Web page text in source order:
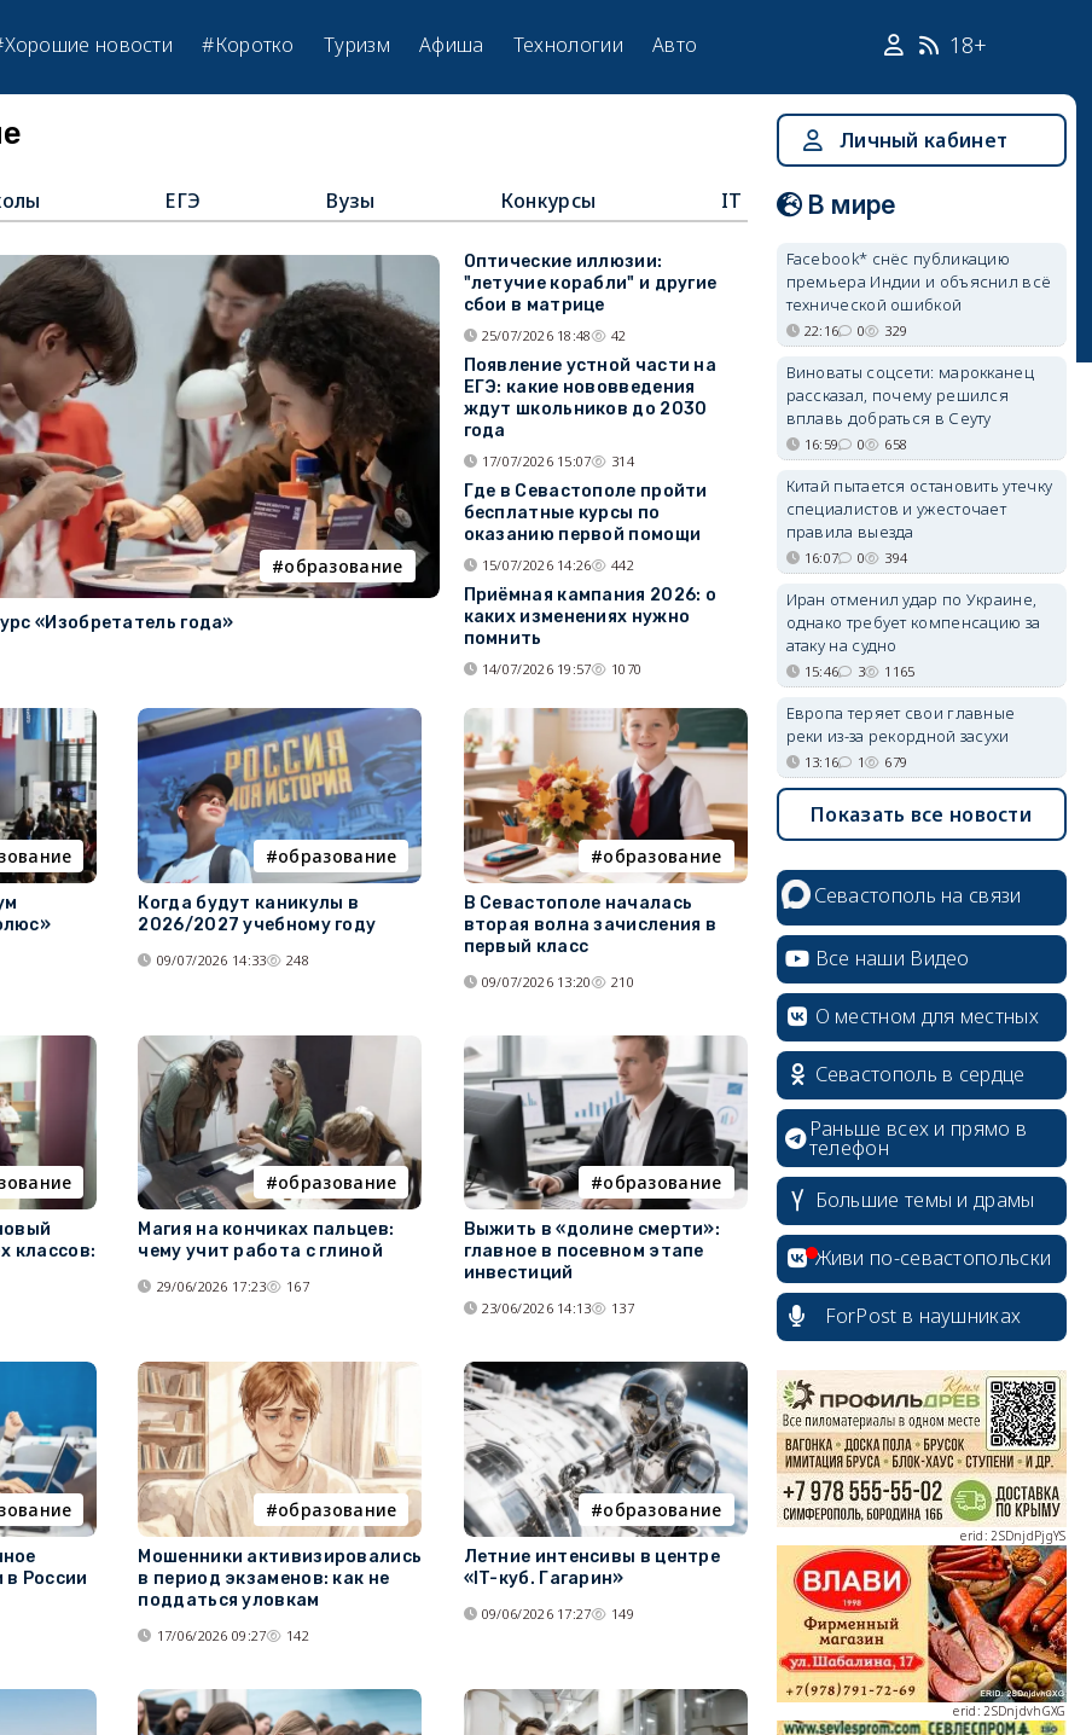
новости #Коротко Туризм Афиша Технологии Авто 18+
ЕГЭ Вузы Конкурсы IT
образование
«Изобретатель года»
Оптические иллюзии:
"летучие корабли" и другие
сбои в матрице
25/07/2026 18:48 42
Появление устной части на
ЕГЭ: какие нововведения
ждут школьников до 2030
года
17/07/2026 15:07 314
Где в Севастополе пройти
бесплатные курсы по
оказанию первой помощи
15/07/2026 14:26 442
Приёмная кампания 2026: о
каких изменениях нужно
помнить
14/07/2026 19:57 1070
образование
Когда будут каникулы в
2026/2027 учебному году
09/07/2026 14:33 248
образование
В Севастополе началась
вторая волна зачисления в
первый класс
09/07/2026 13:20 210
классов:
образование
Магия на кончиках пальцев:
чему учит работа с глиной
29/06/2026 17:23 167
образование
Выжить в «долине смерти»:
главное в посевном этапе
инвестиций
23/06/2026 14:13 137
в России
образование
Мошенники активизировались
в период экзаменов: как не
поддаться уловкам
17/06/2026 09:27 142
образование
Летние интенсивы в центре
«IT-куб. Гагарин»
09/06/2026 17:27 149
Личный кабинет
В мире
Facebook* снёс публикацию
премьера Индии и объяснил всё
технической ошибкой
22:16 0 329
Виноваты соцсети: марокканец
рассказал, почему решился
вплавь добраться в Сеуту
16:59 0 658
Китай пытается остановить утечку
специалистов и ужесточает
правила выезда
16:07 0 394
Иран отменил удар по Украине,
однако требует компенсацию за
атаку на судно
15:46 3 1165
Европа теряет свои главные
реки из-за рекордной засухи
13:16 1 679
Показать все новости
Севастополь на связи
Все наши Видео
О местном для местных
Севастополь в сердце
Раньше всех и прямо в
телефон
Большие темы и драмы
Живи по-севастопольски
ForPost в наушниках
erid: 2SDnjcrDNw6
erid: 2SDnjdPjgYS
erid: 2SDnjdvhGXG